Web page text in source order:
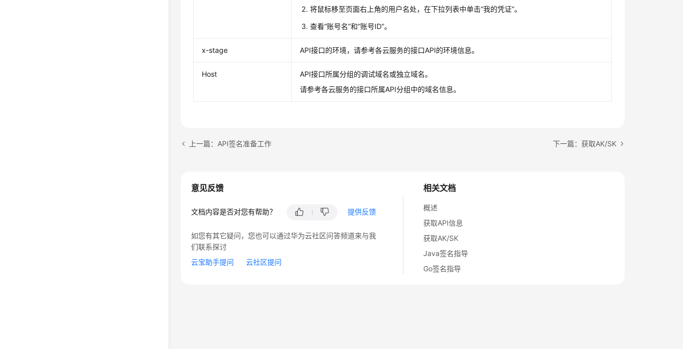
将鼠标移至页面右上角的用户名处，在下拉列表中单击“我的凭证”。
查看“账号名”和“账号ID”。
x-stage API接口的环境，请参考各云服务的接口API的环境信息。
Host
API接口所属分组的调试域名或独立域名。
请参考各云服务的接口所属API分组中的域名信息。
上一篇：API签名准备工作 下一篇：获取AK/SK
相关文档
概述
获取API信息
获取AK/SK
Java签名指导
Go签名指导
意见反馈
文档内容是否对您有帮助？ 提供反馈
如您有其它疑问，您也可以通过华为云社区问答频道来与我
们联系探讨
云宝助手提问
云社区提问